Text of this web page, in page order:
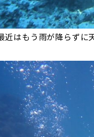
近はもう雨が降らず